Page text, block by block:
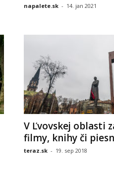
napalete.sk - 14. jan 2021
V Ľvovskej oblasti
filmy, knihy či
teraz.sk - 19. sep 2018